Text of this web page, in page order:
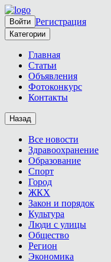
Войти Регистрация
Категории
Главная
Статьи
Объявления
Фотоконкурс
Контакты
Назад
Все новости
Здравоохранение
Образование
Спорт
Город
ЖКХ
Закон и порядок
Культура
Люди с улицы
Общество
Регион
Экономика